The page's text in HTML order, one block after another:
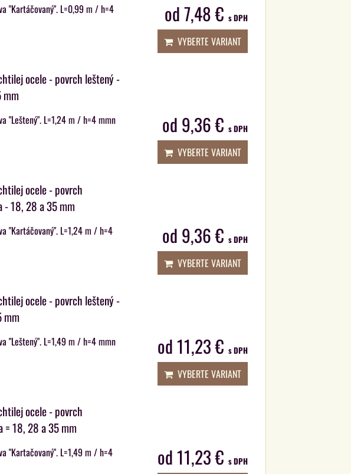
"Kartáčovaný". L=0,99 m / h=4
od 7,48 € s DPH
VYBERTE VARIANT
ocele - povrch leštený -
"Leštený". L=1,24 m / h=4 mmn
od 9,36 € s DPH
VYBERTE VARIANT
ocele - povrch
- 18, 28 a 35 mm
"Kartáčovaný". L=1,24 m / h=4
od 9,36 € s DPH
VYBERTE VARIANT
ocele - povrch leštený -
mm
"Leštený". L=1,49 m / h=4 mmn
od 11,23 € s DPH
VYBERTE VARIANT
ocele - povrch
= 18, 28 a 35 mm
"Kartačovaný". L=1,49 m / h=4
od 11,23 € s DPH